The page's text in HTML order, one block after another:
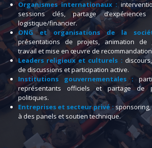
Organismes internationaux :
sessions clés, partage
logistique/financier.
ONG et organisations de la
présentations de projets, animation de
travail et mise en œuvre de
Leaders religieux et culturels :
de discussions et participation active.
Institutions gouvernementales :
représentants officiels et partage de
politiques.
Entreprises et secteur privé :
à des panels et soutien technique.